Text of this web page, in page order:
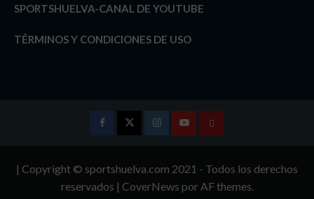
SPORTSHUELVA-CANAL DE YOUTUBE
TÉRMINOS Y CONDICIONES DE USO
InstagramYoutubeTÉRMINOS
CONDICIONES
| Copyright © sportshuelva.com 2021 - Todos los derechos
reservados | CoverNews por AF themes.